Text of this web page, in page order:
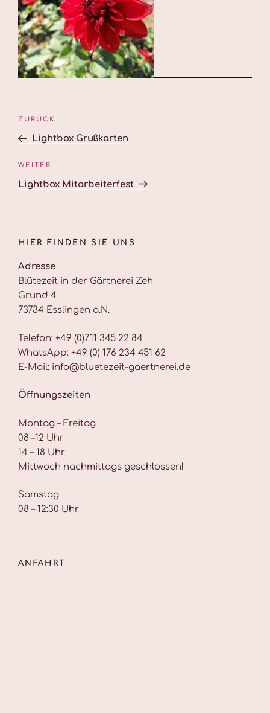
Beitragsnavigation
Vorheriger
Beitrag
ZURÜCK
Lightbox Grußkarten
Nächster
Beitrag
WEITER
Lightbox Mitarbeiterfest
HIER FINDEN SIE UNS
Adresse
Blütezeit in der Gärtnerei Zeh
Grund 4
73734 Esslingen a.N.
Telefon: +49 (0)711 345 22 84
WhatsApp: +49 (0) 176 234 451 62
E-Mail: info@bluetezeit-gaertnerei.de
Öffnungszeiten
Montag – Freitag
08 –12 Uhr
14 – 18 Uhr
Mittwoch nachmittags geschlossen!
Samstag
08 – 12:30 Uhr
ANFAHRT